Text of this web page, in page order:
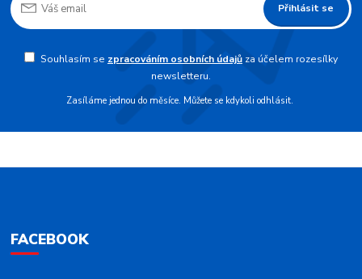
Přihlásit se
Souhlasím se zpracováním osobních údajůza účelem rozesílky
newsletteru.
Zasíláme jednou do měsíce. Můžete se kdykoli odhlásit.
FACEBOOK